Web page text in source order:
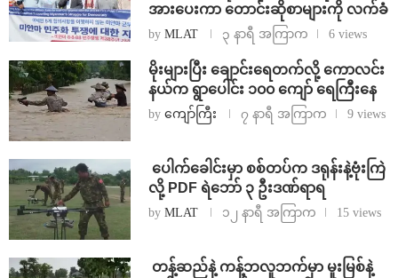
အားပေးကာ တောင်းဆိုစာများကို လက်ခံ
by MLAT ၃ နာရီ အကြာက 6 views
⁨မိုးများပြီး ချောင်းရေတက်လို့ ကောလင်း
နယ်က ရွာပေါင်း ၁၀၀ ကျော် ရေကြီးနေ
by ကျော်ကြီး ၇ နာရီ အကြာက 9 views
⁩ ⁨ပေါက်ခေါင်းမှာ စစ်တပ်က ဒရုန်းနဲ့ဗုံးကြဲ
လို့ PDF ရဲဘော် ၃ ဦးဒဏ်ရာရ
by MLAT ၁၂ နာရီ အကြာက 15 views
⁩ ⁨တန့်ဆည်နဲ့ ကန့်ဘလူဘက်မှာ မူးမြစ်နဲ့